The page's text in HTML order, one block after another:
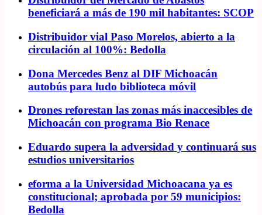
beneficiará a más de 190 mil habitantes: SCOP
Distribuidor vial Paso Morelos, abierto a la
circulación al 100%: Bedolla
Dona Mercedes Benz al DIF Michoacán
autobús para ludo biblioteca móvil
Drones reforestan las zonas más inaccesibles de
Michoacán con programa Bio Renace
Eduardo supera la adversidad y continuará sus
estudios universitarios
eforma a la Universidad Michoacana ya es
constitucional; aprobada por 59 municipios:
Bedolla